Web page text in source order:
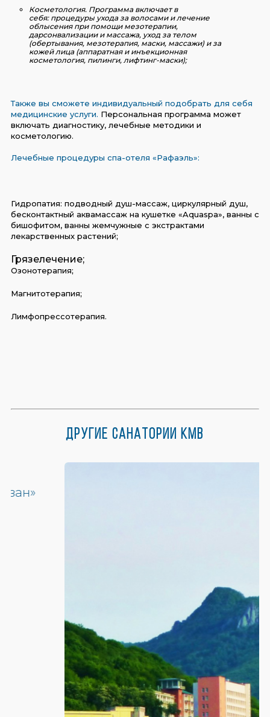
Косметология. Программа включает в
себя: процедуры ухода за волосами и лечение
облысения при помощи мезотерапии,
дарсонвализации и массажа, уход за телом
(обертывания, мезотерапия, маски, массажи) и за
кожей лица (аппаратная и инъекционная
косметология, пилинги, лифтинг-маски);
Также вы сможете индивидуальный подобрать для себя
медицинские услуги. Персональная программа может
включать диагностику, лечебные методики и
косметологию.
Лечебные процедуры спа-отеля «Рафаэль»:
Гидропатия: подводный душ-массаж, циркулярный душ,
бесконтактный аквамассаж на кушетке «Aquaspa», ванны с
бишофитом, ванны жемчужные с экстрактами
лекарственных растений;
Грязелечение;
Озонотерапия;
Магнитотерапия;
Лимфопрессотерапия.
Другие санатории КМВ